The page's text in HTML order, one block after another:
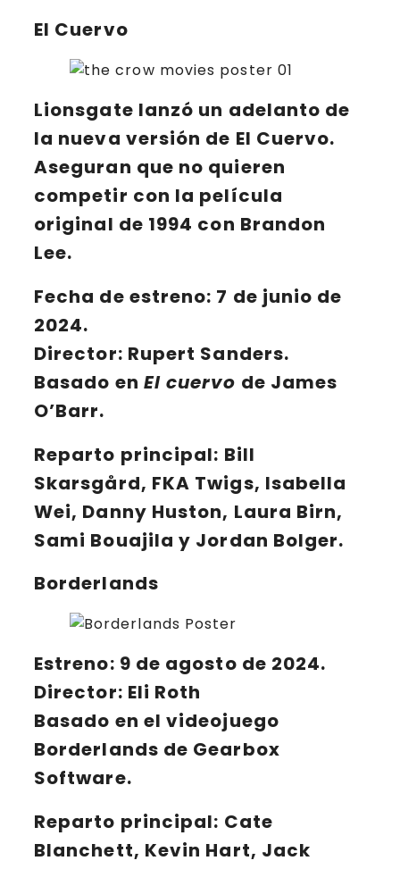
El Cuervo
Lionsgate lanzó un adelanto de
la nueva versión de El Cuervo.
Aseguran que no quieren
competir con la película
original de 1994 con Brandon
Lee.
Fecha de estreno: 7 de junio de
2024.
Director: Rupert Sanders.
Basado en El cuervo de James
O’Barr.
Reparto principal: Bill
Skarsgård, FKA Twigs, Isabella
Wei, Danny Huston, Laura Birn,
Sami Bouajila y Jordan Bolger.
Borderlands
Estreno: 9 de agosto de 2024.
Director: Eli Roth
Basado en el videojuego
Borderlands de Gearbox
Software.
Reparto principal: Cate
Blanchett, Kevin Hart, Jack